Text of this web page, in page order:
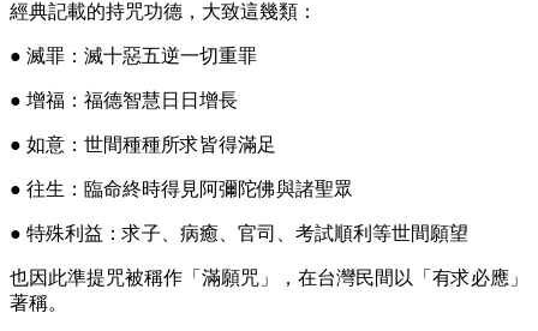
經典記載的持咒功德，大致這幾類：
● 滅罪：滅十惡五逆一切重罪
● 增福：福德智慧日日增長
● 如意：世間種種所求皆得滿足
● 往生：臨命終時得見阿彌陀佛與諸聖眾
● 特殊利益：求子、病癒、官司、考試順利等世間願望
也因此準提咒被稱作「滿願咒」，在台灣民間以「有求必應」
著稱。